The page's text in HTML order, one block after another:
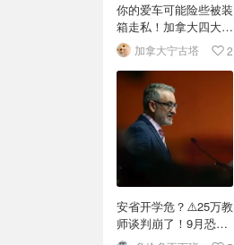
你的爱车可能险些被装
箱走私！加拿大四大港
口截获近400辆豪车
加拿大宁古塔 2
安省开学危？⚠️25万教
师谈判崩了！9月恐罢
工？